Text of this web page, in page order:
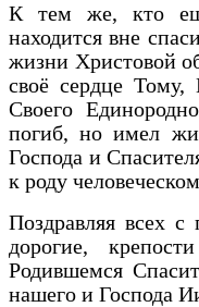
К тем же, кто
находится вне
жизни Христовой
своё сердце
Своего
погиб, но имел
Господа и
к роду
Поздравляя всех
дорогие,
Родившемся
нашего и Господа